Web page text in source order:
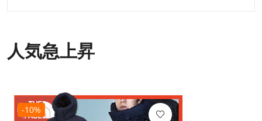
人気急上昇
-10%